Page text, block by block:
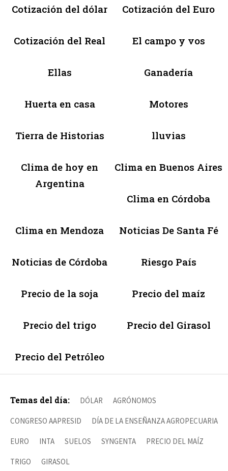
Cotización del dólar Cotización del Euro
Cotización del Real El campo y vos
Ellas Ganadería
Huerta en casa Motores
Tierra de Historias lluvias
Clima de hoy en
Argentina
Clima en Buenos Aires
Clima en Córdoba
Clima en Mendoza Noticias De Santa Fé
Noticias de Córdoba Riesgo País
Precio de la soja Precio del maíz
Precio del trigo Precio del Girasol
Precio del Petróleo
Temas del día: DÓLAR AGRÓNOMOS
CONGRESO AAPRESID DÍA DE LA ENSEÑANZA AGROPECUARIA
EURO INTA SUELOS SYNGENTA PRECIO DEL MAÍZ
TRIGO GIRASOL